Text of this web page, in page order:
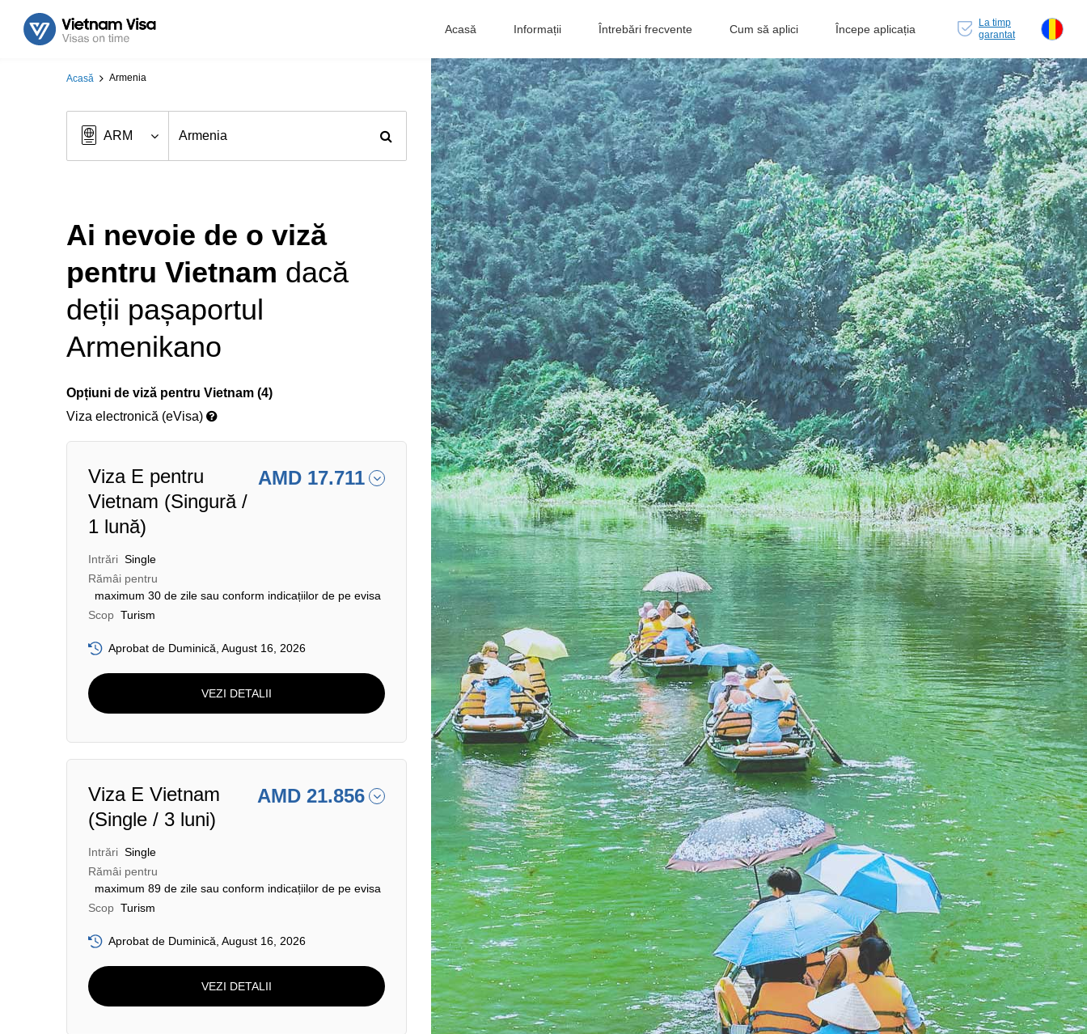
Acasă Informații Întrebări frecvente Cum să aplici Începe aplicația
La timp
garantat
Acasă Armenia
Ai nevoie de o viză
pentru Vietnam dacă
deții pașaportul
Armenikano
Opțiuni de viză pentru Vietnam (4)
Viza electronică (eVisa)
Viza E pentru
Vietnam (Singură /
1 lună)
AMD 17.711
Intrări Single
Rămâi pentru
maximum 30 de zile sau conform indicațiilor de pe evisa
Scop Turism
Aprobat de Duminică, August 16, 2026
VEZI DETALII
Viza E Vietnam
(Single / 3 luni)
AMD 21.856
Intrări Single
Rămâi pentru
maximum 89 de zile sau conform indicațiilor de pe evisa
Scop Turism
Aprobat de Duminică, August 16, 2026
VEZI DETALII